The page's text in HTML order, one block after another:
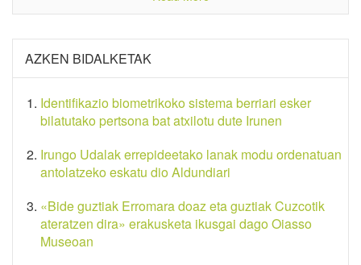
AZKEN BIDALKETAK
Identifikazio biometrikoko sistema berriari esker
bilatutako pertsona bat atxilotu dute Irunen
Irungo Udalak errepideetako lanak modu ordenatuan
antolatzeko eskatu dio Aldundiari
«Bide guztiak Erromara doaz eta guztiak Cuzcotik
ateratzen dira» erakusketa ikusgai dago Oiasso
Museoan